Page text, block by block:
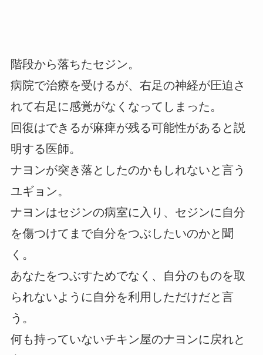
階段から落ちたセジン。
病院で治療を受けるが、右足の神経が圧迫さ
れて右足に感覚がなくなってしまった。
回復はできるが麻痺が残る可能性があると説
明する医師。
ナヨンが突き落としたのかもしれないと言う
ユギョン。
ナヨンはセジンの病室に入り、セジンに自分
を傷つけてまで自分をつぶしたいのかと聞
く。
あなたをつぶすためでなく、自分のものを取
られないように自分を利用しただけだと言
う。
何も持っていないチキン屋のナヨンに戻れと